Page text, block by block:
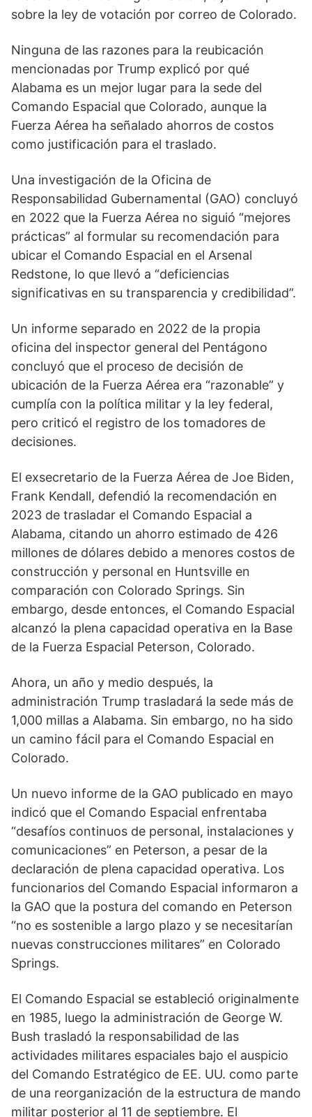
sobre la ley de votación por correo de Colorado.
Ninguna de las razones para la reubicación
mencionadas por Trump explicó por qué
Alabama es un mejor lugar para la sede del
Comando Espacial que Colorado, aunque la
Fuerza Aérea ha señalado ahorros de costos
como justificación para el traslado.
Una investigación de la Oficina de
Responsabilidad Gubernamental (GAO) concluyó
en 2022 que la Fuerza Aérea no siguió “mejores
prácticas” al formular su recomendación para
ubicar el Comando Espacial en el Arsenal
Redstone, lo que llevó a “deficiencias
significativas en su transparencia y credibilidad”.
Un informe separado en 2022 de la propia
oficina del inspector general del Pentágono
concluyó que el proceso de decisión de
ubicación de la Fuerza Aérea era “razonable” y
cumplía con la política militar y la ley federal,
pero criticó el registro de los tomadores de
decisiones.
El exsecretario de la Fuerza Aérea de Joe Biden,
Frank Kendall, defendió la recomendación en
2023 de trasladar el Comando Espacial a
Alabama, citando un ahorro estimado de 426
millones de dólares debido a menores costos de
construcción y personal en Huntsville en
comparación con Colorado Springs. Sin
embargo, desde entonces, el Comando Espacial
alcanzó la plena capacidad operativa en la Base
de la Fuerza Espacial Peterson, Colorado.
Ahora, un año y medio después, la
administración Trump trasladará la sede más de
1,000 millas a Alabama. Sin embargo, no ha sido
un camino fácil para el Comando Espacial en
Colorado.
Un nuevo informe de la GAO publicado en mayo
indicó que el Comando Espacial enfrentaba
“desafíos continuos de personal, instalaciones y
comunicaciones” en Peterson, a pesar de la
declaración de plena capacidad operativa. Los
funcionarios del Comando Espacial informaron a
la GAO que la postura del comando en Peterson
“no es sostenible a largo plazo y se necesitarían
nuevas construcciones militares” en Colorado
Springs.
El Comando Espacial se estableció originalmente
en 1985, luego la administración de George W.
Bush trasladó la responsabilidad de las
actividades militares espaciales bajo el auspicio
del Comando Estratégico de EE. UU. como parte
de una reorganización de la estructura de mando
militar posterior al 11 de septiembre. El